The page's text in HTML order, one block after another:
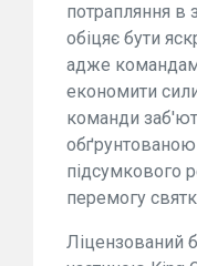
потрапляння в
обіцяє бути
адже
економити
команди
підсумкового
перемогу
Ліцензований